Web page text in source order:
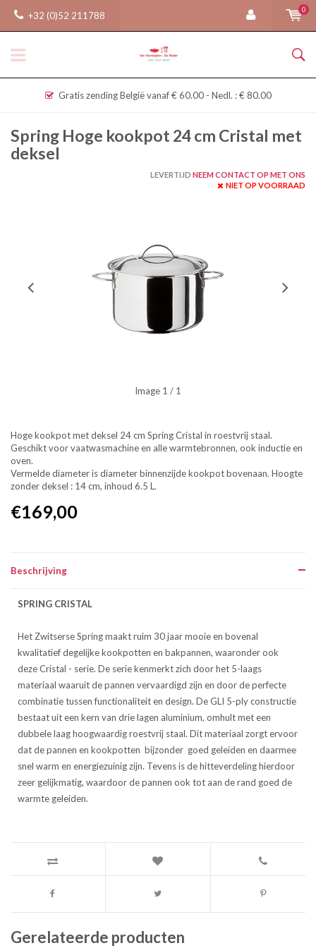
+32 (0)52 211788
0
Gratis zending België vanaf € 60.00 - Nedl. : € 80.00
Spring Hoge kookpot 24 cm Cristal met
deksel
LEVERTIJD NEEM CONTACT OP MET ONS
NIET OP VOORRAAD
Image 1 / 1
Hoge kookpot met deksel 24 cm Spring Cristal in roestvrij staal.
Geschikt voor vaatwasmachine en alle warmtebronnen, ook inductie en
oven.
Vermelde diameter is diameter binnenzijde kookpot bovenaan. Hoogte
zonder deksel : 14 cm, inhoud 6.5 L.
€169,00
Beschrijving
SPRING CRISTAL
Het Zwitserse Spring maakt ruim 30 jaar mooie en bovenal
kwalitatief degelijke kookpotten en bakpannen, waaronder ook
deze Cristal - serie. De serie kenmerkt zich door het 5-laags
materiaal waaruit de pannen vervaardigd zijn en door de perfecte
combinatie tussen functionaliteit en design. De GLI 5-ply constructie
bestaat uit een kern van drie lagen aluminium, omhult met een
dubbele laag hoogwaardig roestvrij staal. Dit materiaal zorgt ervoor
dat de pannen en kookpotten bijzonder goed geleiden en daarmee
snel warm en energiezuinig zijn. Tevens is de hitteverdeling hierdoor
zeer gelijkmatig, waardoor de pannen ook tot aan de rand goed de
warmte geleiden.
Gerelateerde producten